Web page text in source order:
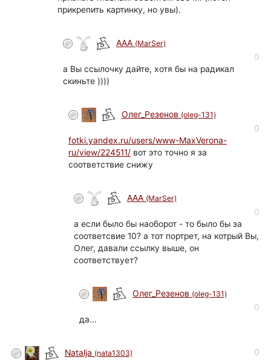
прикрепить картинку, но увы).
ААА (MarSer)
0
а Вы ссылочку дайте, хотя бы на радикал
скиньте ))))
Олег_Резенов (oleg-131)
0
fotki.yandex.ru/users/www-MaxVerona-
ru/view/224511/ вот это точно я за
соответствие снижу
ААА (MarSer)
0
а если было бы наоборот - то было бы за
соответсвие 10? а тот портрет, на котрый Вы,
Олег, давали ссылку выше, он
соответствует?
Олег_Резенов (oleg-131)
0
да...
Natalja (nata1303)
0